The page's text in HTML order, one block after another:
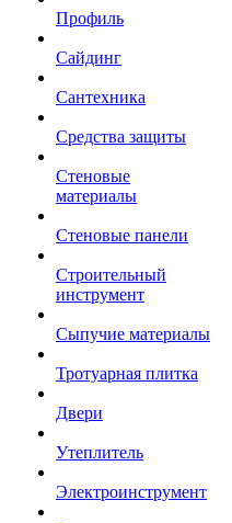
Профиль
Сайдинг
Сантехника
Средства защиты
Стеновые
материалы
Стеновые панели
Строительный
инструмент
Сыпучие материалы
Тротуарная плитка
Двери
Утеплитель
Электроинструмент